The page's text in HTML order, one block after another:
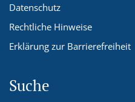
Datenschutz
Rechtliche Hinweise
Erklärung zur Barrierefreiheit
Suche